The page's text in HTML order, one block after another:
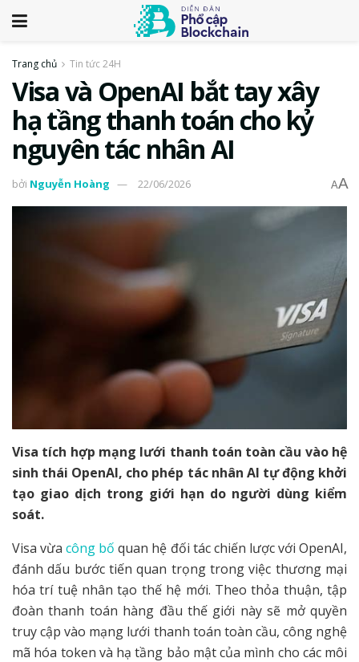
Trang chủ Tin tức 24H
Visa và OpenAI bắt tay xây
hạ tầng thanh toán cho kỷ
nguyên tác nhân AI
bởi Nguyễn Hoàng 22/06/2026 AA
Visa tích hợp mạng lưới thanh toán toàn cầu vào hệ
sinh thái OpenAI, cho phép tác nhân AI tự động khởi
tạo giao dịch trong giới hạn do người dùng kiểm
soát.
Visa vừacông bố quan hệ đối tác chiến lược với OpenAI,
đánh dấu bước tiến quan trọng trong việc thương mại
hóa trí tuệ nhân tạo thế hệ mới. Theo thỏa thuận, tập
đoàn thanh toán hàng đầu thế giới này sẽ mở quyền
truy cập vào mạng lưới thanh toán toàn cầu, công nghệ
mã hóa token và hạ tầng bảo mật của mình cho các môi